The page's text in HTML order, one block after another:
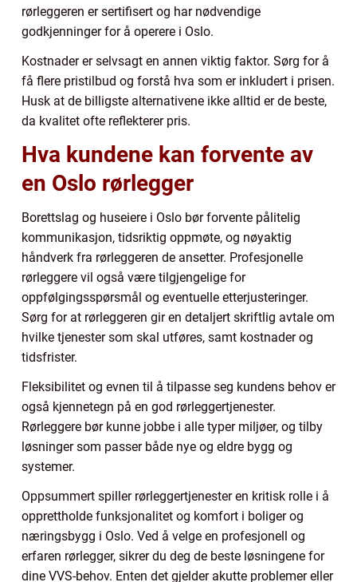
rørleggeren er sertifisert og har nødvendige
godkjenninger for å operere i Oslo.
Kostnader er selvsagt en annen viktig faktor. Sørg for å
få flere pristilbud og forstå hva som er inkludert i prisen.
Husk at de billigste alternativene ikke alltid er de beste,
da kvalitet ofte reflekterer pris.
Hva kundene kan forvente av
en Oslo rørlegger
Borettslag og huseiere i Oslo bør forvente pålitelig
kommunikasjon, tidsriktig oppmøte, og nøyaktig
håndverk fra rørleggeren de ansetter. Profesjonelle
rørleggere vil også være tilgjengelige for
oppfølgingsspørsmål og eventuelle etterjusteringer.
Sørg for at rørleggeren gir en detaljert skriftlig avtale om
hvilke tjenester som skal utføres, samt kostnader og
tidsfrister.
Fleksibilitet og evnen til å tilpasse seg kundens behov er
også kjennetegn på en god rørleggertjenester.
Rørleggere bør kunne jobbe i alle typer miljøer, og tilby
løsninger som passer både nye og eldre bygg og
systemer.
Oppsummert spiller rørleggertjenester en kritisk rolle i å
opprettholde funksjonalitet og komfort i boliger og
næringsbygg i Oslo. Ved å velge en profesjonell og
erfaren rørlegger, sikrer du deg de beste løsningene for
dine VVS-behov. Enten det gjelder akutte problemer eller